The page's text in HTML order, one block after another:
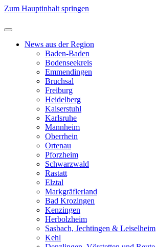
Zum Hauptinhalt springen
News aus der Region
Baden-Baden
Bodenseekreis
Emmendingen
Bruchsal
Freiburg
Heidelberg
Kaiserstuhl
Karlsruhe
Mannheim
Oberrhein
Ortenau
Pforzheim
Schwarzwald
Rastatt
Elztal
Markgräflerland
Bad Krozingen
Kenzingen
Herbolzheim
Sasbach, Jechtingen & Leiselheim
Kehl